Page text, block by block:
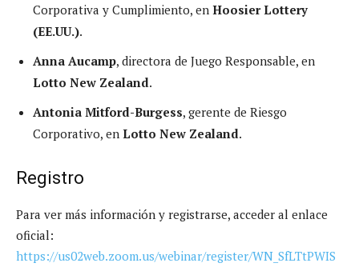
Corporativa y Cumplimiento, en Hoosier Lottery
(EE.UU.).
Anna Aucamp, directora de Juego Responsable, en
Lotto New Zealand.
Antonia Mitford-Burgess, gerente de Riesgo
Corporativo, en Lotto New Zealand.
Registro
Para ver más información y registrarse, acceder al enlace
oficial:
https://us02web.zoom.us/webinar/register/WN_SfLTtPWIS